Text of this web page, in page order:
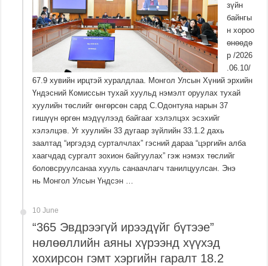
зүйн
байнгы
н хороо
өнөөдө
р /2026
.06.10/
67.9 хувийн ирцтэй хуралдлаа. Монгол Улсын Хүний эрхийн
Үндэсний Комиссын тухай хуульд нэмэлт оруулах тухай
хуулийн төслийг өнгөрсөн сард С.Одонтуяа нарын 37
гишүүн өргөн мэдүүлээд байгааг хэлэлцэх эсэхийг
хэлэлцэв. Уг хуулийн 33 дугаар зүйлийн 33.1.2 дахь
заалтад “иргэдэд сурталчлах” гэсний дараа “цэргийн алба
хаагчдад сургалт зохион байгуулах” гэж нэмэх төслийг
боловсруулсанаа хууль санаачлагч танилцуулсан. Энэ
нь Монгол Улсын Үндсэн …
10 June
“365 Эвдрээгүй ирээдүйг бүтээе”
нөлөөллийн аяны хүрээнд хүүхэд
хохирсон гэмт хэргийн гаралт 18.2